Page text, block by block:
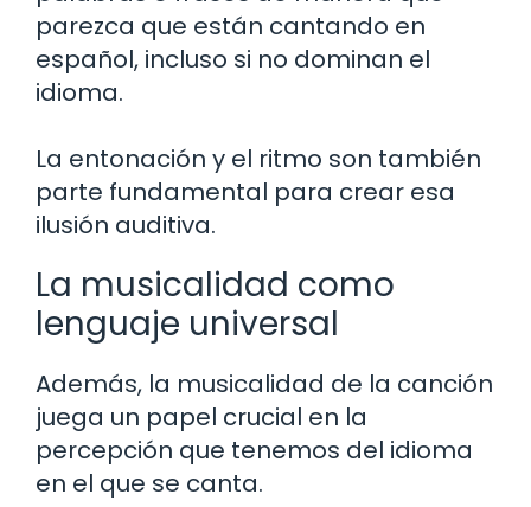
parezca que están cantando en
español, incluso si no dominan el
idioma.
La entonación y el ritmo son también
parte fundamental para crear esa
ilusión auditiva.
La musicalidad como
lenguaje universal
Además, la musicalidad de la canción
juega un papel crucial en la
percepción que tenemos del idioma
en el que se canta.